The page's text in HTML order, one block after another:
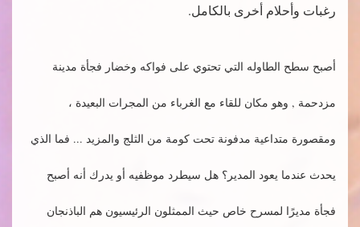
رغبات وأحلام أخرى بالكامل.​
أصبح سطح الطاوله التي تحتوي على فواكه وخضار فجأة مدينة
مزدحمة , وهو مكان للقاء مع الغرباء من المجرات البعيدة ،
ومقصورة متداعية مدفونة تحت كومة من الثلج والمزيد ... فما الذي
يحدث عندما يعود المدير؟ هل سيطرد موظفيه أو يدرك أنه أصبح
فجأة مديرًا لمسرح خاص حيث الممثلون الرئيسيون هم الباذنجان